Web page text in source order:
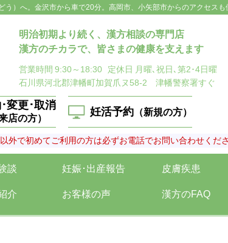
）へ。金沢市から車で20分。高岡市、小矢部市からのアクセスも
明治初期より続く、漢方相談の専門店
漢方のチカラで、皆さまの健康を支えます
営業時間 9:30～18:30 定休日 月曜､祝日､第2･4日曜
石川県河北郡津幡町加賀爪ヌ58-2 津幡警察署すぐ
変更･取消
店の方）
妊活予約 （新規の方）
外で初めてご利用の方は必ずお電話でお問い合わせくださ
談 妊娠･出産報告 皮膚疾患
介 お客様の声 漢方のFAQ